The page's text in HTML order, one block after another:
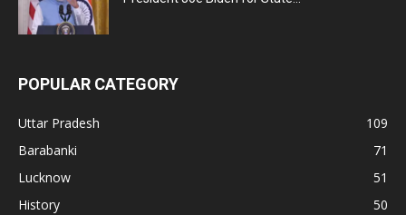
POPULAR CATEGORY
Uttar Pradesh
109
Barabanki
71
Lucknow
51
History
50